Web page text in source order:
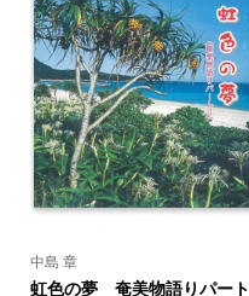
中島 章
虹色の夢 奄美物語りパート